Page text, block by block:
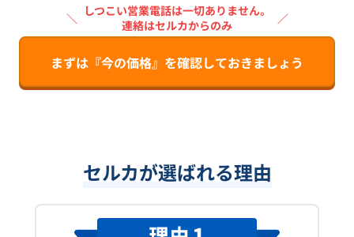
＼
しつこい営業電話は一切ありません。
連絡はセルカからのみ
／
まずは『今の価格』を確認しておきましょう
セルカが選ばれる理由